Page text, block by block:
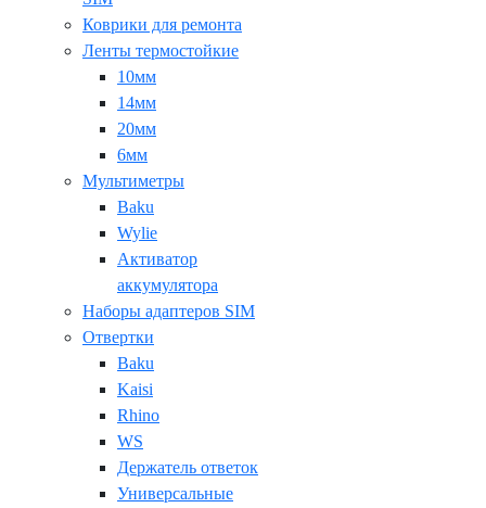
Коврики для ремонта
Ленты термостойкие
10мм
14мм
20мм
6мм
Мультиметры
Baku
Wylie
Активатор
аккумулятора
Наборы адаптеров SIM
Отвертки
Baku
Kaisi
Rhino
WS
Держатель ответок
Универсальные